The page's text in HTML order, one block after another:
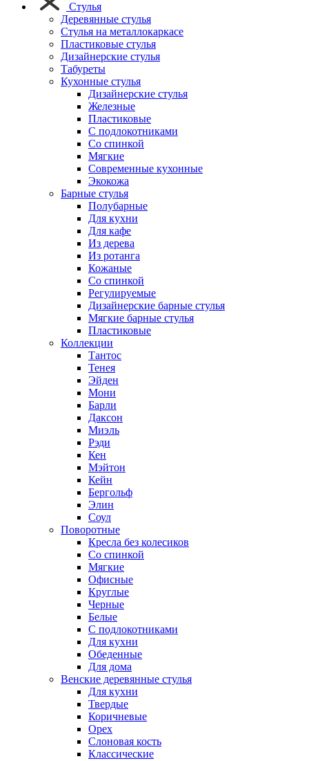
Стулья
Деревянные стулья
Стулья на металлокаркасе
Пластиковые стулья
Дизайнерские стулья
Табуреты
Кухонные стулья
Дизайнерские стулья
Железные
Пластиковые
С подлокотниками
Со спинкой
Мягкие
Современные кухонные
Экокожа
Барные стулья
Полубарные
Для кухни
Для кафе
Из дерева
Из ротанга
Кожаные
Со спинкой
Регулируемые
Дизайнерские барные стулья
Мягкие барные стулья
Пластиковые
Коллекции
Тантос
Тенея
Эйден
Мони
Барли
Даксон
Миэль
Рэди
Кен
Мэйтон
Кейн
Бергольф
Элин
Соул
Поворотные
Кресла без колесиков
Со спинкой
Мягкие
Офисные
Круглые
Черные
Белые
С подлокотниками
Для кухни
Обеденные
Для дома
Венские деревянные стулья
Для кухни
Твердые
Коричневые
Орех
Слоновая кость
Классические